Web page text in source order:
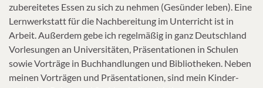
zubereitetes Essen zu sich zu nehmen (Gesünder leben). Eine
Lernwerkstatt für die Nachbereitung im Unterricht ist in
Arbeit. Außerdem gebe ich regelmäßig in ganz Deutschland
Vorlesungen an Universitäten, Präsentationen in Schulen
sowie Vorträge in Buchhandlungen und Bibliotheken. Neben
meinen Vorträgen und Präsentationen, sind mein Kinder-